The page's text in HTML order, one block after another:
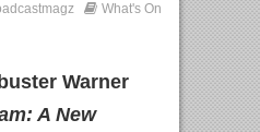
What's On
Warner
A New